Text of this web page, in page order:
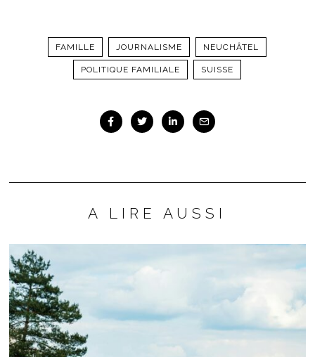
FAMILLE JOURNALISME NEUCHÂTEL
POLITIQUE FAMILIALE SUISSE
A LIRE AUSSI